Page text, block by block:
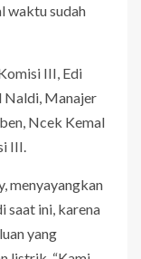
waktu sudah
III, Edi
Naldi, Manajer
Ncek Kemal
III.
menyayangkan
saat ini, karena
yang